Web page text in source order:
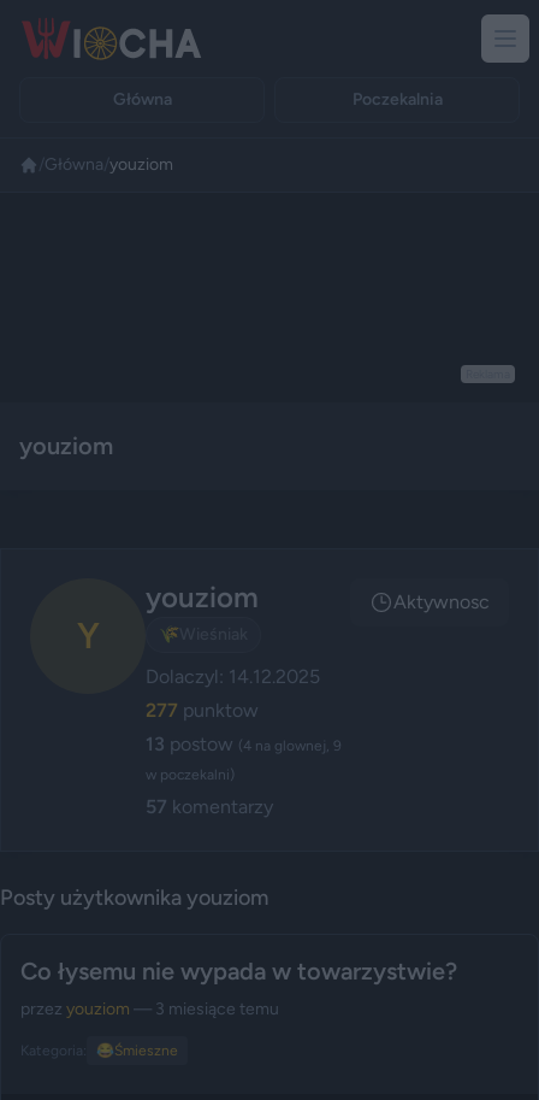
Główna Poczekalnia
Główna youziom
youziom
Y
youziom
🌾
Dolaczyl: 14.12.2025
277 punktow
13 postow (4 na glownej, 9
w poczekalni)
57 komentarzy
Aktywnosc
Posty użytkownika youziom
Co łysemu nie wypada w towarzystwie?
przez youziom — 3 miesiące temu
Kategoria: 😂Śmieszne